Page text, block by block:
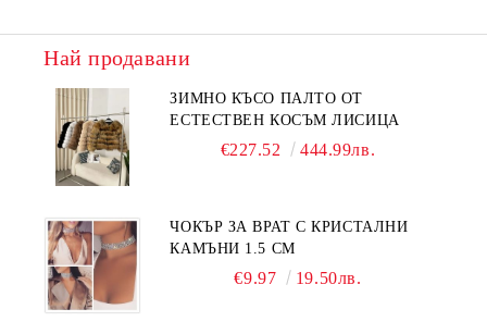
Най продавани
ЗИМНО КЪСО ПАЛТО ОТ
ЕСТЕСТВЕН КОСЪМ ЛИСИЦА
€227.52 444.99лв.
ЧОКЪР ЗА ВРАТ С КРИСТАЛНИ
КАМЪНИ 1.5 СМ
€9.97 19.50лв.